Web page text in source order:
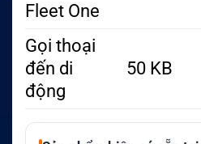
Fleet One
Gọi thoại
đến di
động
50 KB